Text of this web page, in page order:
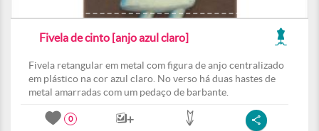
Fivela de cinto [anjo azul claro]
Fivela retangular em metal com figura de anjo centralizado
em plástico na cor azul claro. No verso há duas hastes de
metal amarradas com um pedaço de barbante.
0